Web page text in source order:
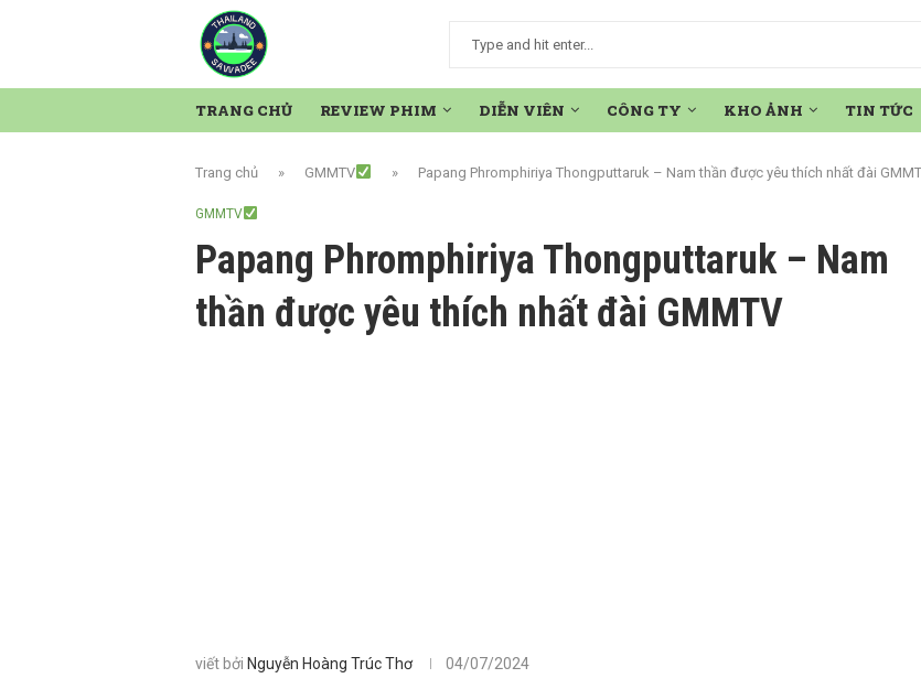
TRANG CHỦ REVIEW PHIM DIỄN VIÊN CÔNG TY KHO ẢNH TIN TỨC
Trang chủ » GMMTV » Papang Phromphiriya Thongputtaruk – Nam thần được yêu thích nhất đài
GMMTV
Papang Phromphiriya Thongputtaruk – Nam
thần được yêu thích nhất đài GMMTV
viết bởi Nguyễn Hoàng Trúc Thơ 04/07/2024